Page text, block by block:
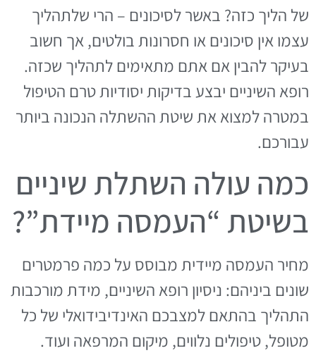
של הליך כזה? באשר לסיכונים – הרי שלתהליך
עצמו אין סיכונים או חסרונות בולטים, אך חשוב
בעיקר להבין אם אתם מתאימים לתהליך שכזה.
רופא השיניים יבצע בדיקות יסודיות טרם הטיפול
במטרה למצוא את שיטת ההשתלה הנכונה ביותר
עבורכם.
כמה עולה השתלת שיניים
בשיטת “העמסה מיידת”?
מחיר העמסה מיידית מבוסס על כמה פרמטרים
שונים ביניהם: ניסיון רופא השיניים, מידת מורכבות
התהליך בהתאם למצבכם האינדיבידואלי של כל
מטופל, טיפולים נלווים, מיקום המרפאה ועוד.